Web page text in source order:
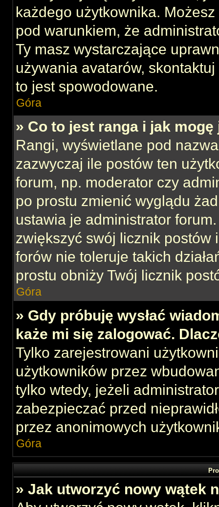
każdego użytkownika.
pod warunkiem, że
Ty masz wystarczające
używania avatarów,
to jest spowodowane.
Góra
» Co to jest ranga i jak mogę
Rangi, wyświetlane pod
zazwyczaj ile postów ten
forum, np. moderator czy
po prostu zmienić wyglądu
ustawia je administrator
zwiększyć swój licznik postów
forów nie toleruje takich
prostu obniży Twój licznik
Góra
» Gdy próbuję wysłać
każe mi się zalogować.
Tylko zarejestrowani
użytkowników przez
tylko wtedy, jeżeli
zabezpieczać przed
przez anonimowych
Góra
» Jak utworzyć nowy wątek